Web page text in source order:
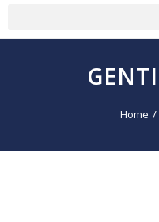
Home